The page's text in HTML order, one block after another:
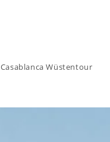
Casablanca Wüstentour